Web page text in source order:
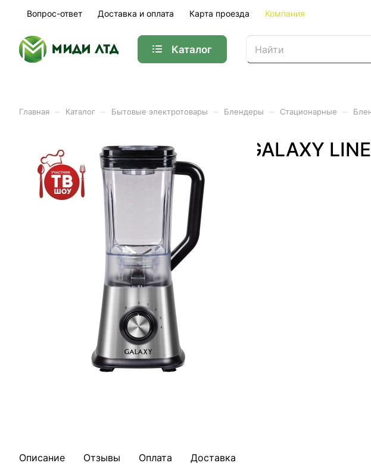
Вопрос-ответ Доставка и оплата Карта проезда Компания
Каталог
Главная Каталог Бытовые электротовары Блендеры Стационарные
Блендер стационарный GALAXY
1.75л
Все товары GALAXY LINE Все товары категории
Описание Отзывы Оплата Доставка